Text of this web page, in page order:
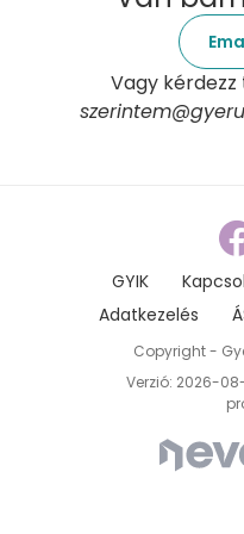
Vagy
GYIK
Adatkezelés
Copyright -
Verzió: 2026-